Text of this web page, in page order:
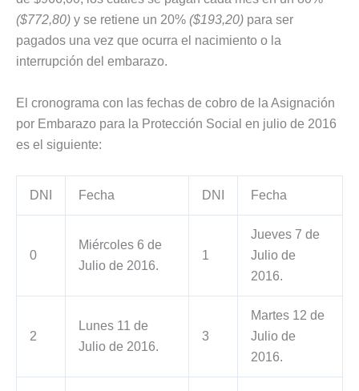
($772,80) y se retiene un 20% ($193,20) para ser
pagados una vez que ocurra el nacimiento o la
interrupción del embarazo.
El cronograma con las fechas de cobro de la Asignación
por Embarazo para la Protección Social en julio de 2016
es el siguiente:
DNI Fecha DNI Fecha
0
Miércoles 6 de
Julio de 2016.
1
Jueves 7 de
Julio de
2016.
2
Lunes 11 de
Julio de 2016.
3
Martes 12 de
Julio de
2016.